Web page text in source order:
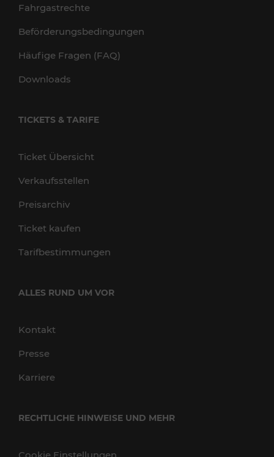
Fahrgastrechte
Beförderungsbedingungen
Häufige Fragen (FAQ)
Downloads
TICKETS & TARIFE
Ticket Übersicht
Verkaufsstellen
Preisarchiv
Ticket kaufen
Tarifbestimmungen
ALLES RUND UM VOR
Kontakt
Presse
Karriere
RECHTLICHE HINWEISE UND MEHR